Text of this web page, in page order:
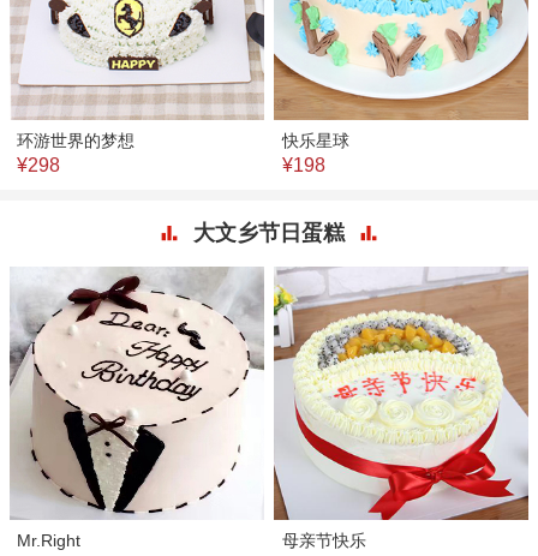
环游世界的梦想
¥298
快乐星球
¥198
大文乡节日蛋糕
Mr.Right 母亲节快乐